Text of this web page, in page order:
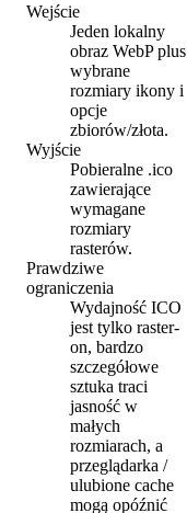
Wejście
Jeden lokalny
obraz WebP plus
wybrane
rozmiary ikony i
opcje
zbiorów/złota.
Wyjście
Pobieralne .ico
zawierające
wymagane
rozmiary
rasterów.
Prawdziwe
ograniczenia
Wydajność ICO
jest tylko raster-
on, bardzo
szczegółowe
sztuka traci
jasność w
małych
rozmiarach, a
przeglądarka /
ulubione cache
mogą opóźnić